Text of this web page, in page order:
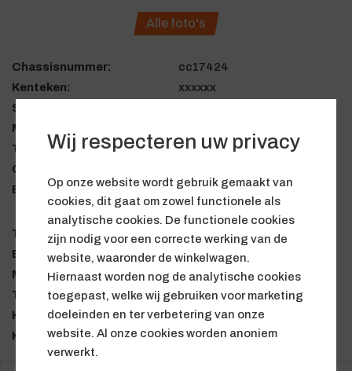
Wij respecteren uw privacy
Op onze website wordt gebruik gemaakt van
cookies, dit gaat om zowel functionele als
analytische cookies. De functionele cookies
zijn nodig voor een correcte werking van de
website, waaronder de winkelwagen.
Hiernaast worden nog de analytische cookies
toegepast, welke wij gebruiken voor marketing
doeleinden en ter verbetering van onze
website. Al onze cookies worden anoniem
verwerkt.
Alle foto's
Chassisnummer:
cc17424
Kenteken:
xxxxxx
Serie:
Model:
Type:
E46
Carrosserie:
Bouwjaar:
1997-06 - 2001-07
Transmissie:
universeel
Besturing:
links
Motorcode:
M47
Typesleutel:
AL71
Kleur:
Titansilber
Kilometerstand:
408846